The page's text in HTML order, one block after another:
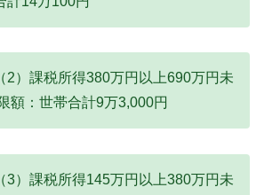
2）課税所得380万円以上690万円未
額：世帯合計9万3,000円
3）課税所得145万円以上380万円未